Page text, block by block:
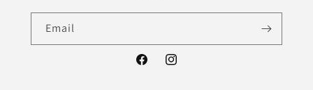
Email
FacebookInstagram